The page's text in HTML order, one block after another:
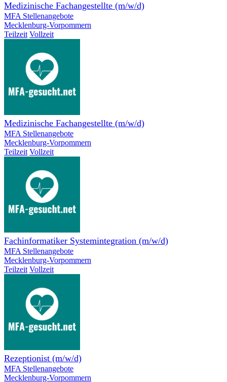
Medizinische Fachangestellte (m/w/d)
MFA Stellenangebote
Mecklenburg-Vorpommern
Teilzeit Vollzeit
Medizinische Fachangestellte (m/w/d)
MFA Stellenangebote
Mecklenburg-Vorpommern
Teilzeit Vollzeit
Fachinformatiker Systemintegration (m/w/d)
MFA Stellenangebote
Mecklenburg-Vorpommern
Teilzeit Vollzeit
Rezeptionist (m/w/d)
MFA Stellenangebote
Mecklenburg-Vorpommern